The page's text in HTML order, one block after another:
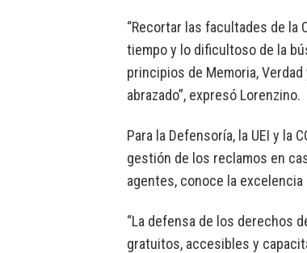
“Recortar las facultades de la
tiempo y lo dificultoso de la
principios de Memoria,
abrazado”, expresó Lorenzino.
Para la Defensoría, la UEI y la
gestión de los reclamos en
agentes, conoce la
“La defensa de los derechos
gratuitos, accesibles y